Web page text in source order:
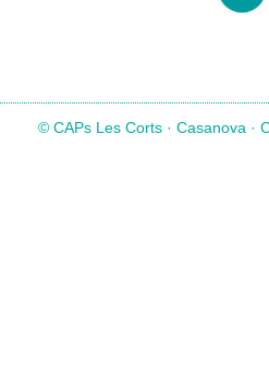
© CAPs Les Corts · Casanova ·